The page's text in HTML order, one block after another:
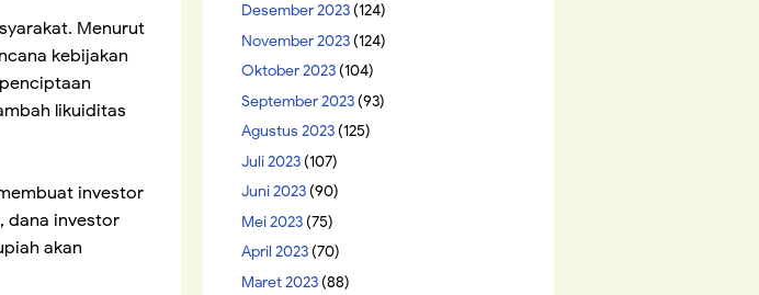
Menurut
kebijakan
likuiditas
investor
dana investor
akan
Desember 2023(124)
November 2023(124)
Oktober 2023(104)
September 2023(93)
Agustus 2023(125)
Juli 2023(107)
Juni 2023(90)
Mei 2023(75)
April 2023(70)
Maret 2023(88)